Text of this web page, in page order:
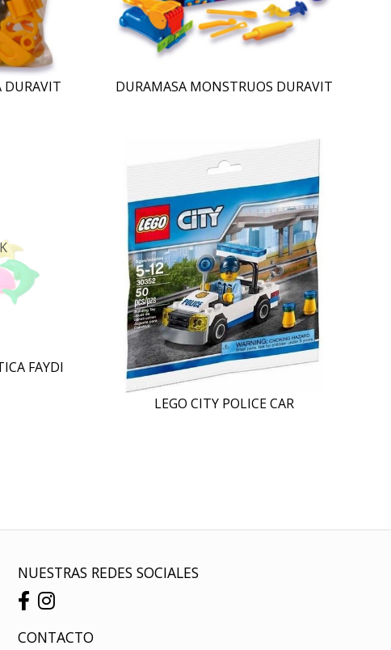
DURAVIT DURAMASA MONSTRUOS DURAVIT
FAYDI
LEGO CITY POLICE CAR
NUESTRAS REDES SOCIALES
CONTACTO